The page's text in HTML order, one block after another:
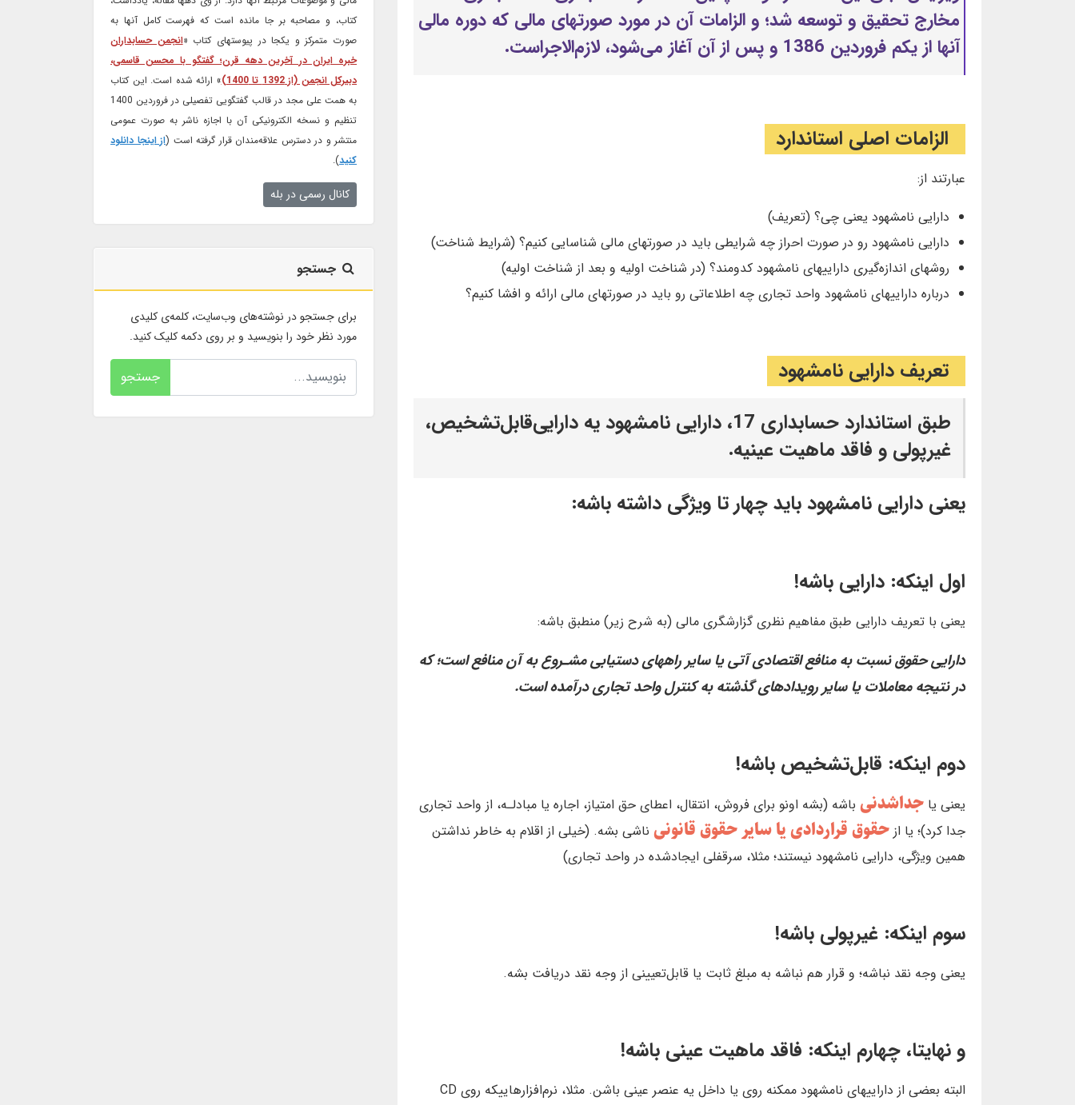
مخارج تحقیق و توسعه شد؛ و الزامات آن در‌ مورد صورتهای مالی که دوره مالی
آنها از یکم فروردین 1386 و پس از آن آغاز می‌شود، لازم‌الاجراست.
الزامات اصلی استاندارد
عبارتند از:
دارایی نامشهود یعنی چی؟ (تعریف)
دارایی نامشهود رو در صورت احراز چه شرایطی باید در صورتهای مالی شناسایی کنیم؟ (شرایط شناخت)
روشهای اندازه‌گیری داراییهای نامشهود کدومند؟ (در شناخت اولیه و بعد از شناخت اولیه)
درباره داراییهای نامشهود واحد تجاری چه اطلاعاتی رو باید در صورتهای مالی ارائه و افشا کنیم؟
تعریف دارایی نامشهود
طبق استاندارد حسابداری 17، دارایی نامشهود یه دارایی‌قابل‌تشخیص،
غیرپولی‌ و فاقد ماهیت عینیه.
یعنی دارایی نامشهود باید چهار تا ویژگی داشته باشه:
اول اینکه: دارایی باشه!
یعنی با تعریف دارایی طبق مفاهیم نظری گزارشگری مالی (به شرح زیر) منطبق باشه:
دارایی حقوق‌ نسبت‌ به‌ منافع‌ اقتصادی‌ آتی‌ یا سایر راههای‌ دستیابی‌ مشـروع‌ به‌ آن‌ منافع‌ است؛ كه‌
در نتیجه‌ معاملات‌ یا سایر رویدادهای‌ گذشته‌ به‌ كنترل‌ واحد تجاری‌ درآمده‌ است‌.
دوم اینکه: قابل‌تشخیص باشه!
یعنی یا جداشدنی باشه (بشه اونو برای فروش، انتقال، اعطای حق‌ امتیاز، اجاره یا مبادلـه، از واحد تجاری
جدا کرد)؛ یا از حقوق قراردادی یا سایر حقوق قانونی ناشی بشه. (خیلی از اقلام به خاطر نداشتن
همین ویژگی، دارایی نامشهود نیستند؛ مثلا، سرقفلی ایجادشده در واحد تجاری)
سوم اینکه: غیرپولی باشه!
یعنی وجه نقد نباشه؛ و قرار هم نباشه به مبلغ‌ ثابت‌ یا قابل‌تعیینی‌ از وجه‌ نقد دریافت‌ بشه.
و نهایتا، چهارم اینکه: فاقد ماهیت عینی باشه!
البته بعضی از داراییهای‌ نامشهود ممكنه روی یا داخل یه عنصر عینی‌ باشن. مثلا، نرم‌افزارهاییکه روی CD
کتاب، و مصاحبه بر جا مانده است که فهرست کامل آنها به
صورت متمرکز و یکجا در پیوستهای کتاب «انجمن حسابداران
خبره ایران در آخرین دهه قرن؛ گفتگو با محسن قاسمی،
دبیرکل انجمن (از 1392 تا 1400)
» ارائه شده است. این کتاب
به همت علی مجد در قالب گفتگویی تفصیلی در فروردین 1400
تنظیم و نسخه الکترونیکی آن با اجازه ناشر به صورت عمومی
منتشر و در دسترس علاقه‌مندان قرار گرفته است (از اینجا دانلود
کنید).
کانال رسمی در بله
جستجو
برای جستجو در نوشته‌های وب‌سایت، کلمه‌ی کلیدی
مورد نظر خود را بنویسید و بر روی دکمه کلیک کنید.
جستجو